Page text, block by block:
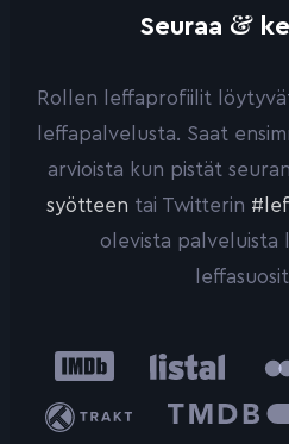
Seuraa &
Rollen leffaprofiilit
leffapalvelusta. Saat
arvioista kun pistät
syötteen tai Twitterin
olevista palveluista
IMDb Listal
Trakt